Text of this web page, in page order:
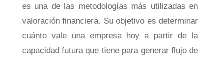
es una de las metodologías más utilizadas en
valoración financiera. Su objetivo es determinar
cuánto vale una empresa hoy a partir de la
capacidad futura que tiene para generar flujo de